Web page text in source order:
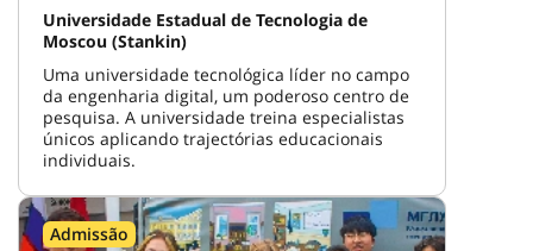
Universidade Estadual de Tecnologia de
Moscou (Stankin)
Uma universidade tecnológica líder no campo
da engenharia digital, um poderoso centro de
pesquisa. A universidade treina especialistas
únicos aplicando trajectórias educacionais
individuais.
Admissão